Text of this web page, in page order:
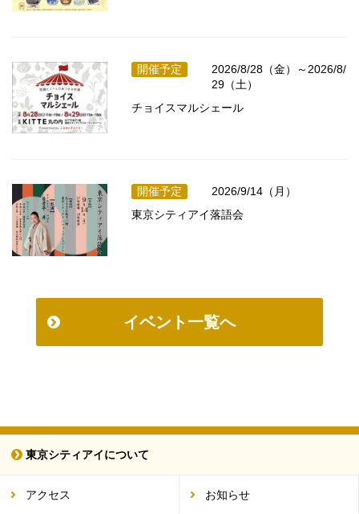
開催予定
2026/8/28（金）～2026/8/
29（土）
チョイスマルシェール
開催予定
2026/9/14（月）
東京シティアイ落語会
イベント一覧へ
東京シティアイについて
アクセス お知らせ